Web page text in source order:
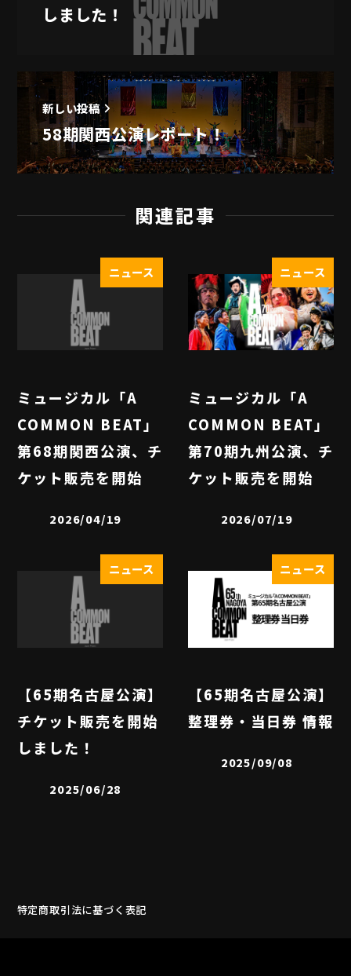
しました！
新しい投稿
58期関西公演レポート！
関連記事
ニュース
ミュージカル「A
COMMON BEAT」
第68期関西公演、チ
ケット販売を開始
2026/04/19
ニュース
ミュージカル「A
COMMON BEAT」
第70期九州公演、チ
ケット販売を開始
2026/07/19
ニュース
【65期名古屋公演】
チケット販売を開始
しました！
2025/06/28
ニュース
【65期名古屋公演】
整理券・当日券 情報
2025/09/08
特定商取引法に基づく表記